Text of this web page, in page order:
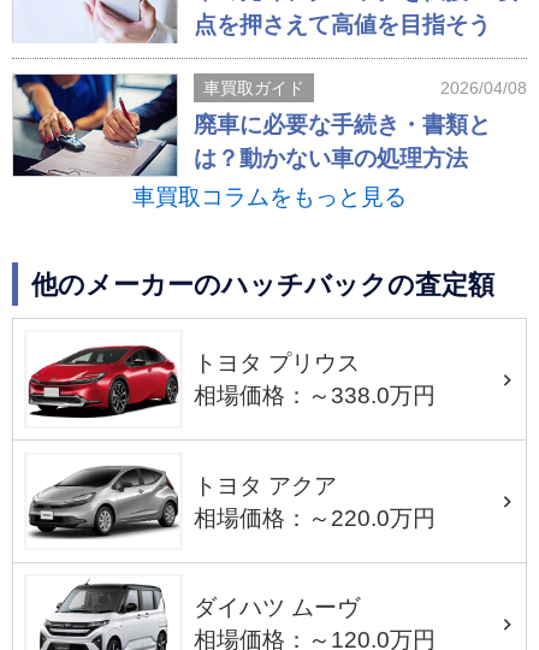
点を押さえて高値を目指そう
車買取ガイド 2026/04/08
廃車に必要な手続き・書類と
は？動かない車の処理方法
車買取コラムをもっと見る
他のメーカーのハッチバックの査定額
トヨタ プリウス
相場価格：～338.0万円
トヨタ アクア
相場価格：～220.0万円
ダイハツ ムーヴ
相場価格：～120.0万円